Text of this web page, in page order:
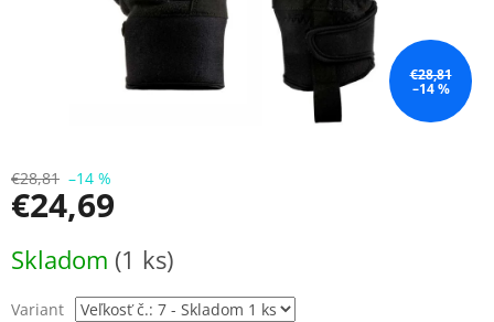
€28,81
–14 %
€28,81 –14 %
€24,69
cena:
Skladom (1 ks)
Variant